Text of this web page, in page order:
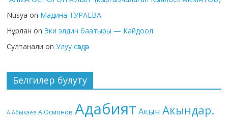
Nusya on Мадина ТУРАЕВА
Нұрлан on Эки элдин баатыры — Кайдоол
Султанали onУлуу сөздөр
Белгилер булуту
А.Абыкаев А.Осмонов Адабият Акын Акындар.